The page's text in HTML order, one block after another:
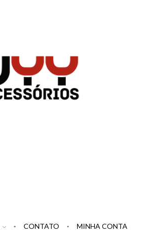
CONTATO MINHA CONTA